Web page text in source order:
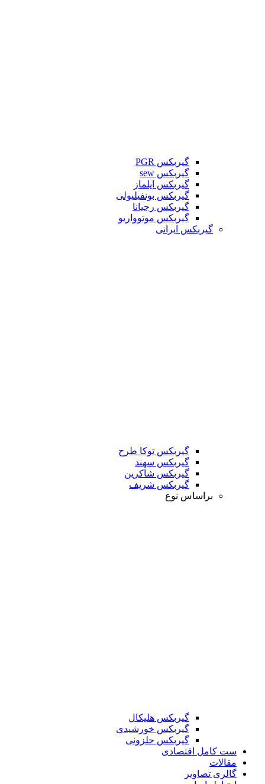
گیربکس PGR
گیربکس sew
گیربکس ایلماز
گیربکس بونفیلیولی
گیربکس رجیانا
گیربکس موتوواریو
گیربکس ایرانی
گیربکس توکا طرح
گیربکس سهند
گیربکس شاکرین
گیربکس شریف
براساس نوع
گیربکس هلیکال
گیربکس خورشیدی
گیربکس حلزونی
ست کامل اقتصادی
مقالات
گالری تصاویر